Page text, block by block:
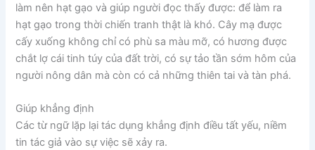
làm nên hạt gạo và giúp người đọc thấy được: để làm ra
hạt gạo trong thời chiến tranh thật là khó. Cây mạ được
cấy xuống không chỉ có phù sa màu mỡ, có hương được
chắt lợ cái tinh túy của đất trời, có sự tảo tần sớm hôm của
người nông dân mà còn có cả những thiên tai và tàn phá.
Giúp khẳng định
Các từ ngữ lặp lại tác dụng khẳng định điều tất yếu, niềm
tin tác giả vào sự việc sẽ xảy ra.